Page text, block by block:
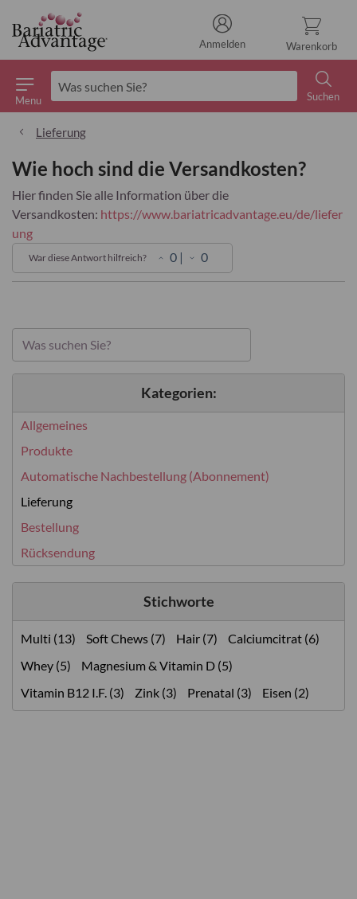
Menu
Suchen
Warenkorb
Anmelden
Lieferung
Wie hoch sind die Versandkosten?
Hier finden Sie alle Information über die
Versandkosten: https://www.bariatricadvantage.eu/de/liefer
ung
War diese Antwort hilfreich? 0 | 0
Kategorien:
Allgemeines
Produkte
Automatische Nachbestellung (Abonnement)
Lieferung
Bestellung
Rücksendung
Stichworte
Multi (13) Soft Chews (7) Hair (7)
Calciumcitrat (6)
Whey (5)
Magnesium & Vitamin D (5)
Vitamin B12 I.F. (3)
Zink (3) Prenatal (3) Eisen (2)